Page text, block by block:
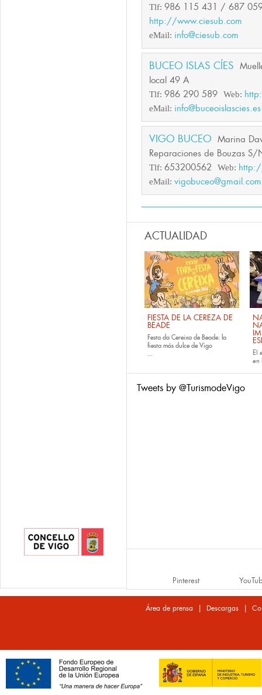
Tlf: 986 115 431 / 687
http://www.ciesub.com
eMail: info@ciesub.com
BUCEO ISLAS CÍES
local 49 A
Tlf: 986 290 589 Web:
eMail: info@buceoislascies.es
VIGO BUCEO Marina
Reparaciones de Bouzas S/
Tlf: 653200562 Web:
eMail: vigobuceo@gmail.com
ACTUALIDAD
FIESTA DE LA CEREZA DE
BEADE
Festa da Cereixa de Beade: la
fiesta más dulce de Vigo
...
El
en
Tweets by @TurismodeVigo
Pinterest
Área de prensa | Descargas|